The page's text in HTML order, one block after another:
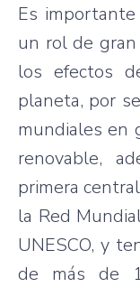
Es
un rol de
los efectos
planeta, por
mundiales en
renovable,
primera
la Red
UNESCO, y
de más de